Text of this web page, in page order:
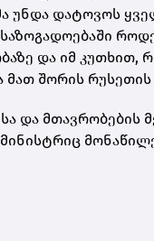
უნდა დატოვოს
და იმ კუთხით,
შორის
და მთავრობების